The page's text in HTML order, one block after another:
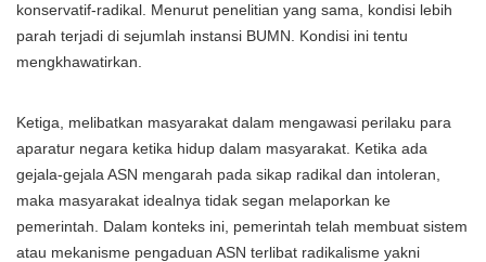
konservatif-radikal. Menurut penelitian yang sama, kondisi lebih
parah terjadi di sejumlah instansi BUMN. Kondisi ini tentu
mengkhawatirkan.
Ketiga, melibatkan masyarakat dalam mengawasi perilaku para
aparatur negara ketika hidup dalam masyarakat. Ketika ada
gejala-gejala ASN mengarah pada sikap radikal dan intoleran,
maka masyarakat idealnya tidak segan melaporkan ke
pemerintah. Dalam konteks ini, pemerintah telah membuat sistem
atau mekanisme pengaduan ASN terlibat radikalisme yakni